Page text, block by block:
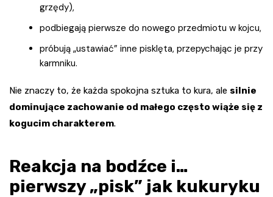
grzędy),
podbiegają pierwsze do nowego przedmiotu w kojcu,
próbują „ustawiać” inne pisklęta, przepychając je przy
karmniku.
Nie znaczy to, że każda spokojna sztuka to kura, ale silnie
dominujące zachowanie od małego często wiąże się z
kogucim charakterem.
Reakcja na bodźce i…
pierwszy „pisk” jak kukuryku